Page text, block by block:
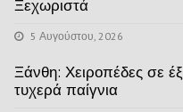
Ξεχωριστά
5 Αυγούστου, 2026
Ξάνθη: Χειροπέδες σε
τυχερά παίγνια